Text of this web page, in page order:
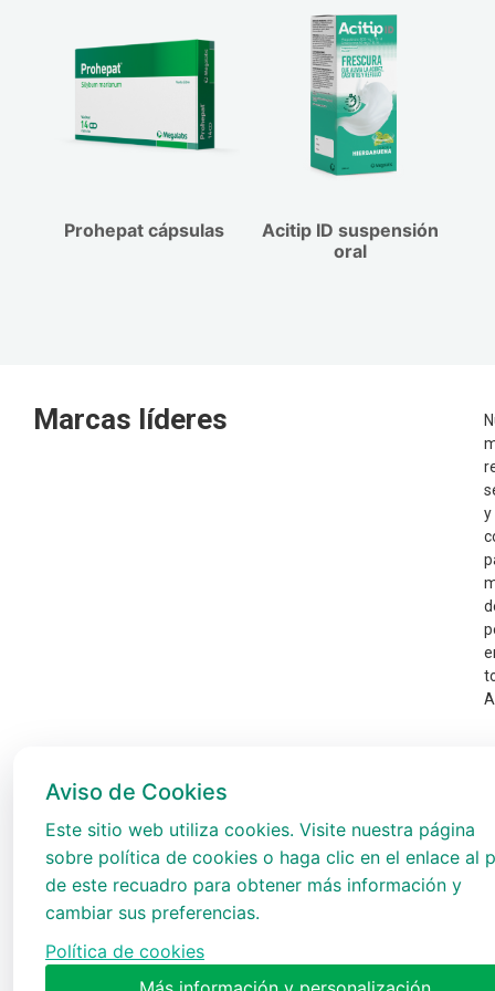
Prohepat cápsulas
Acitip ID suspensión
oral
Marcas líderes
y
Aviso de Cookies
Este sitio web utiliza cookies. Visite nuestra página
sobre política de cookies o haga clic en el enlace al
de este recuadro para obtener más información y
cambiar sus preferencias.
Política de cookies